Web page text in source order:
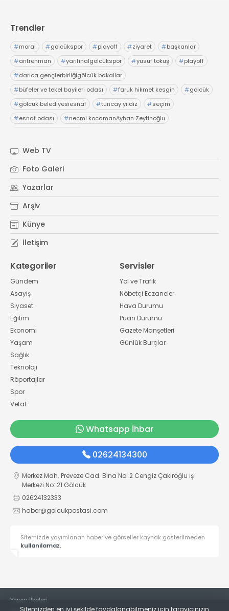
Trendler
#moral #gölcükspor #playoff #ziyaret #başkanlar
#antrenman #yarıfinalgölcükspor #yusuf tokuş #playoff
#darıca gençlerbirliğigölcük bakallar
#büfeler ve tekel bayileri odası #faruk hikmet kesgin #gölcük
#gölcük belediyesiesnaf #tuncay yıldız #seçim
#esnaf odası #necmi kocamanAyhan Zeytinoğlu
Web TV
Foto Galeri
Yazarlar
Arşiv
Künye
İletişim
Kategoriler
Gündem
Asayiş
Siyaset
Eğitim
Ekonomi
Yaşam
Sağlık
Teknoloji
Röportajlar
Spor
Vefat
Servisler
Yol ve Trafik
Nöbetçi Eczaneler
Hava Durumu
Puan Durumu
Gazete Manşetleri
Günlük Burçlar
Whatsapp İhbar
02624134300
Merkez Mah. Preveze Cad. Bina No: 2 Cengiz Çakıroğlu İş
Merkezi No: 21 Gölcük
02624132333
haber@golcukpostasi.com
Sitemizde yayımlanan haber ve görseller kaynak gösterilmeden
kullanılamaz.
Yayın İlkeleri
Sitemizden en iyi şekilde faydalanabilmeniz için tarayıcınızın